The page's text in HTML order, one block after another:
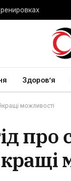
Здоров’я
можливості
про